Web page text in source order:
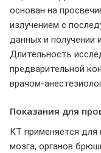
основан на
излучением с
данных и получении
Длительность
предварительной
врачом-
Показания для
КТ применяется для
мозга, органов